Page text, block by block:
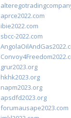
aprce2022.com
ibie2022.com
sbcc-2022.com
grur2023.org
hkhk2023.org
napm2023.org
apsdfd2023.org
forumausape2023.com